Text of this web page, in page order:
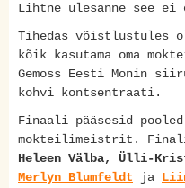
Lihtne ülesanne see ei
Tihedas võistlustules
kõik kasutama oma
Gemoss Eesti Monin
kohvi kontsentraati.
Finaali pääsesid
mokteilimeistrit.
Heleen Välba, Ülli-
Merlyn Blumfeldt ja